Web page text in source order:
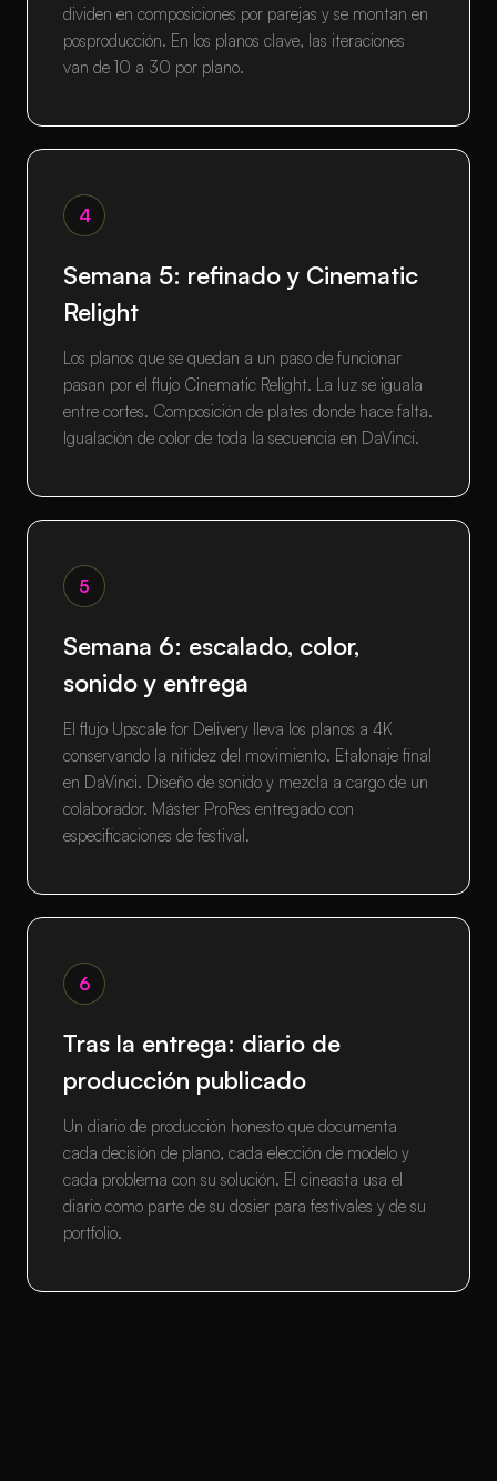
dividen en composiciones por parejas y se montan en
posproducción. En los planos clave, las iteraciones
van de 10 a 30 por plano.
4
Semana 5: refinado y Cinematic
Relight
Los planos que se quedan a un paso de funcionar
pasan por el flujo Cinematic Relight. La luz se iguala
entre cortes. Composición de plates donde hace falta.
Igualación de color de toda la secuencia en DaVinci.
5
Semana 6: escalado, color,
sonido y entrega
El flujo Upscale for Delivery lleva los planos a 4K
conservando la nitidez del movimiento. Etalonaje final
en DaVinci. Diseño de sonido y mezcla a cargo de un
colaborador. Máster ProRes entregado con
especificaciones de festival.
6
Tras la entrega: diario de
producción publicado
Un diario de producción honesto que documenta
cada decisión de plano, cada elección de modelo y
cada problema con su solución. El cineasta usa el
diario como parte de su dosier para festivales y de su
portfolio.